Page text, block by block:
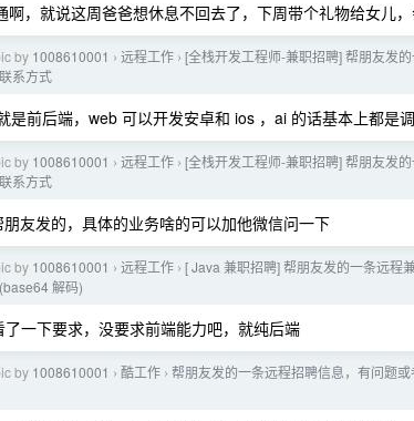
啊，就说这周爸爸想休息不回去了，下周带个礼物给女儿
by 1008610001 › 远程工作 › [全栈开发工程师-兼职招聘] 帮朋友发
系方式
是前后端，web 可以开发安卓和 ios ，ai 的话基本上都是
by 1008610001 › 远程工作 › [全栈开发工程师-兼职招聘] 帮朋友发
系方式
朋友发的，具体的业务啥的可以加他微信问一下
by 1008610001 › 远程工作 › [ Java 兼职招聘] 帮朋友发的一条远程
解码)
了一下要求，没要求前端能力吧，就纯后端
by 1008610001 › 酷工作 › 帮朋友发的一条远程招聘信息，有问题